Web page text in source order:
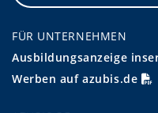
FÜR UNTERNEHMEN
Ausbildungsanzeige
Werben auf azubis.de